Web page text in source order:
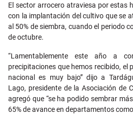
El sector arrocero atraviesa por estas
con la implantación del cultivo que se
al 50% de siembra, cuando el periodo
de octubre.
“Lamentablemente este año a
precipitaciones que hemos recibido, el
nacional es muy bajo” dijo a
Lago, presidente de la Asociación de
agregó que “se ha podido sembrar
65% de avance en departamentos